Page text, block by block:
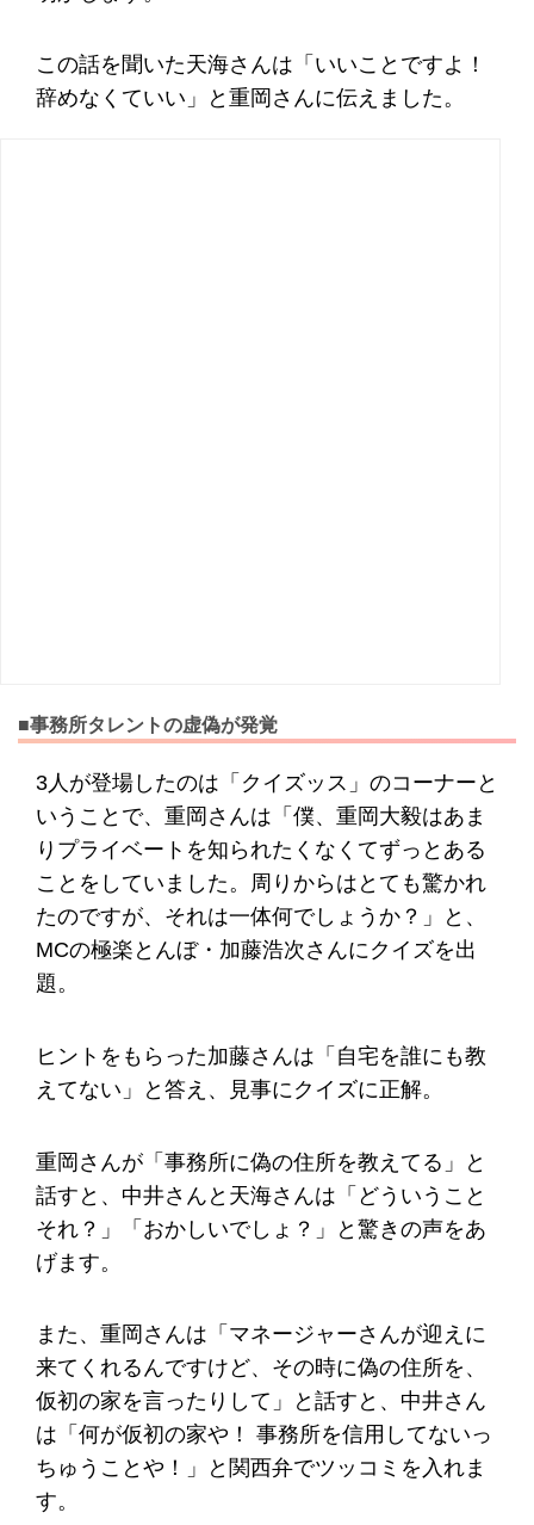
この話を聞いた天海さんは「いいことですよ！
辞めなくていい」と重岡さんに伝えました。
■事務所タレントの虚偽が発覚
3人が登場したのは「クイズッス」のコーナーと
いうことで、重岡さんは「僕、重岡大毅はあま
りプライベートを知られたくなくてずっとある
ことをしていました。周りからはとても驚かれ
たのですが、それは一体何でしょうか？」と、
MCの極楽とんぼ・加藤浩次さんにクイズを出
題。
ヒントをもらった加藤さんは「自宅を誰にも教
えてない」と答え、見事にクイズに正解。
重岡さんが「事務所に偽の住所を教えてる」と
話すと、中井さんと天海さんは「どういうこと
それ？」「おかしいでしょ？」と驚きの声をあ
げます。
また、重岡さんは「マネージャーさんが迎えに
来てくれるんですけど、その時に偽の住所を、
仮初の家を言ったりして」と話すと、中井さん
は「何が仮初の家や！ 事務所を信用してないっ
ちゅうことや！」と関西弁でツッコミを入れま
す。